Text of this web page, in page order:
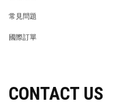
常見問題
國際訂單
CONTACT US